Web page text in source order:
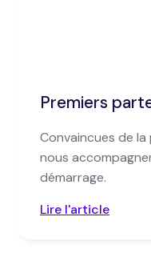
Premiers
Convaincues de
nous
démarrage.
Lire l'article